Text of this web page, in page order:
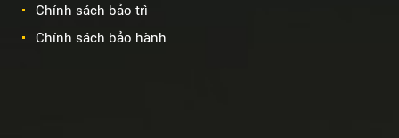
Chính sách bảo trì
Chính sách bảo hành